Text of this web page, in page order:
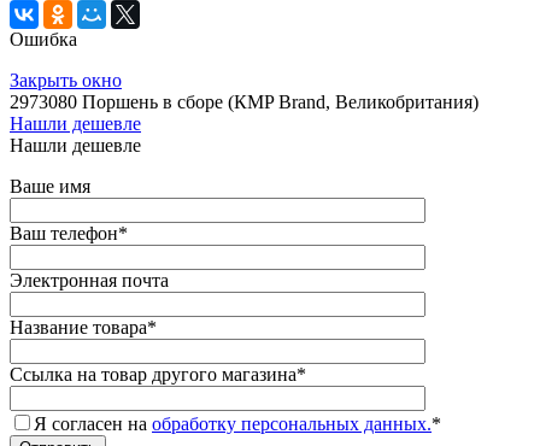
Ошибка
Закрыть окно
2973080 Поршень в сборе (КMP Brand, Великобритания)
Нашли дешевле
Нашли дешевле
Ваше имя
Ваш телефон*
Электронная почта
Название товара*
Ссылка на товар другого магазина*
Я согласен на обработку персональных данных.*